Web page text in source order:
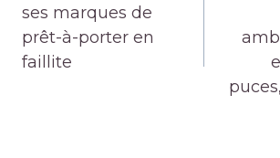
ses marques de
prêt-à-porter en
faillite